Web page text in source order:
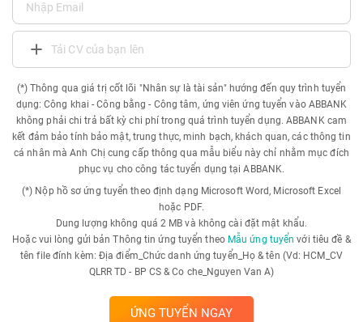
Tải CV của bạn lên
(*) Thông qua giá trị cốt lõi "Nhân sự là tài sản" hướng đến quy trình tuyển
dụng: Công khai - Công bằng - Công tâm, ứng viên ứng tuyển vào ABBANK
không phải chi trả bất kỳ chi phí trong quá trình tuyển dụng. ABBANK cam
kết đảm bảo tính bảo mật, trung thực, minh bạch, khách quan, các thông tin
cá nhân mà Anh Chị cung cấp thông qua mẫu biểu này chỉ nhằm mục đích
phục vụ cho công tác tuyển dụng tại ABBANK.
(*) Nộp hồ sơ ứng tuyển theo định dạng Microsoft Word, Microsoft Excel
hoặc PDF.
Dung lượng không quá 2 MB và không cài đặt mật khẩu.
Hoặc vui lòng gửi bản Thông tin ứng tuyển theo Mẫu ứng tuyển với tiêu đề &
tên file đính kèm: Địa điểm_Chức danh ứng tuyển_Họ & tên (Vd: HCM_CV
QLRR TD - BP CS & Co che_Nguyen Van A)
ỨNG TUYỂN NGAY